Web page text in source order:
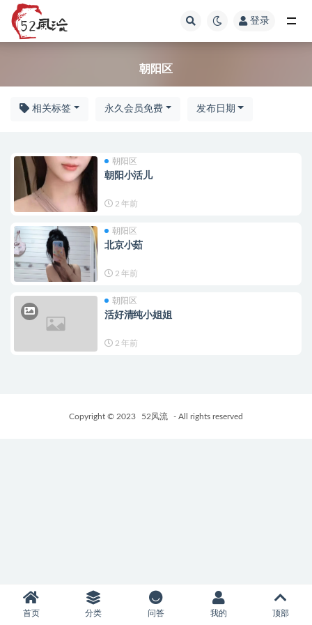
登录
朝阳区
相关标签 永久会员免费 发布日期
朝阳区
朝阳小活儿
2 年前
朝阳区
北京小茹
2 年前
朝阳区
活好清纯小姐姐
2 年前
Copyright © 2023 52风流 - All rights reserved
首页 分类 问答 我的 顶部